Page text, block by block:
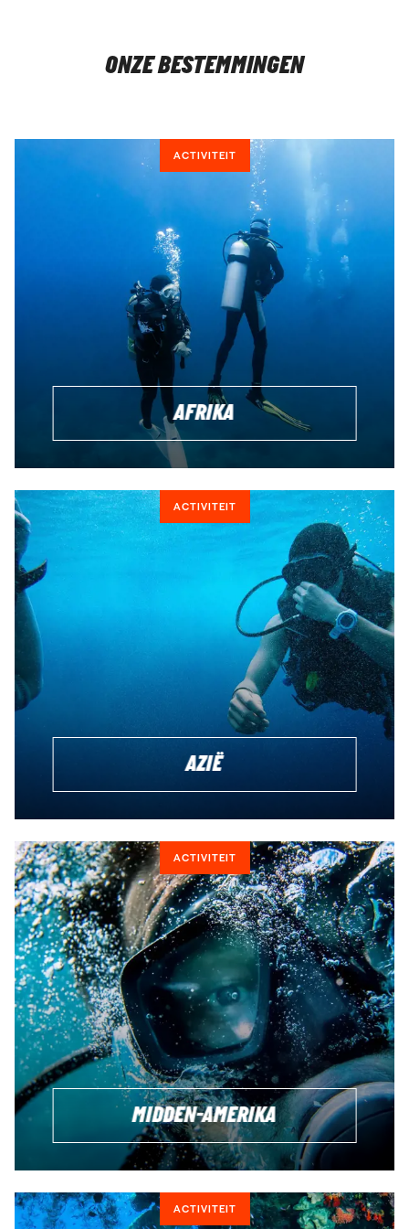
ONZE BESTEMMINGEN
ACTIVITEIT
AFRIKA
ACTIVITEIT
AZIË
ACTIVITEIT
MIDDEN-AMERIKA
ACTIVITEIT